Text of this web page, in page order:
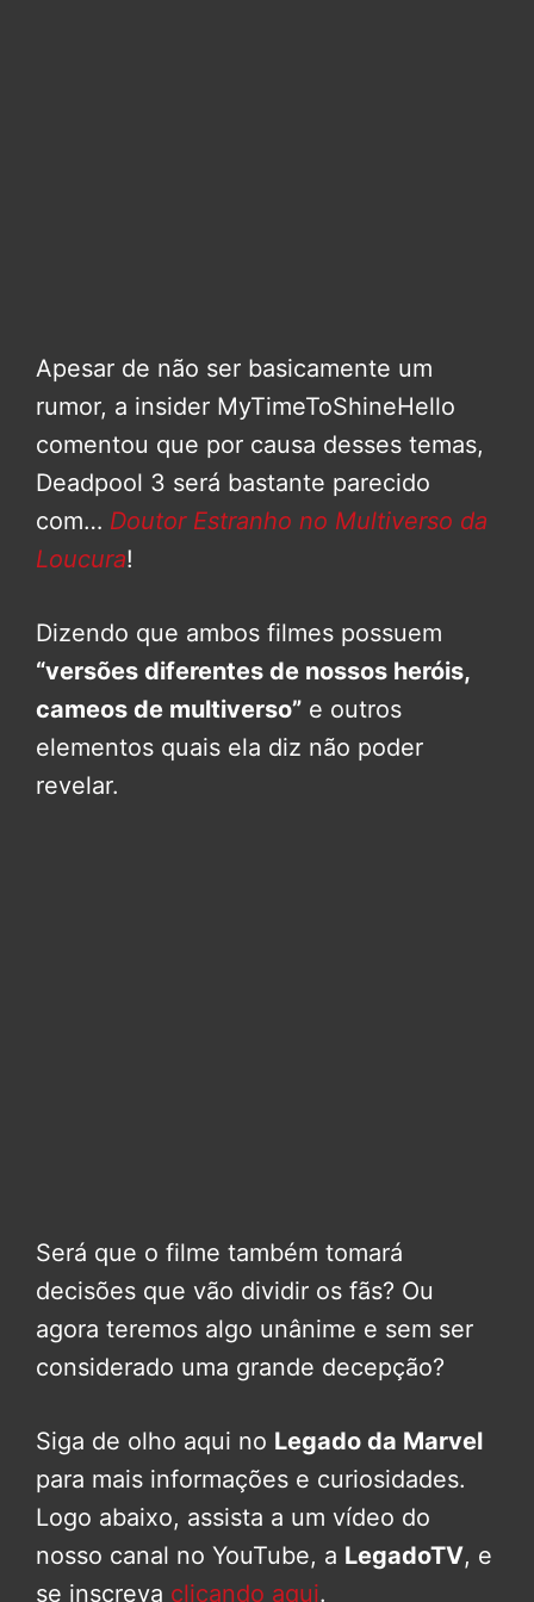
Apesar de não ser basicamente um
rumor, a insider MyTimeToShineHello
comentou que por causa desses temas,
Deadpool 3 será bastante parecido
com… Doutor Estranho no Multiverso da
Loucura!
Dizendo que ambos filmes possuem
“versões diferentes de nossos heróis,
cameos de multiverso” e outros
elementos quais ela diz não poder
revelar.
Será que o filme também tomará
decisões que vão dividir os fãs? Ou
agora teremos algo unânime e sem ser
considerado uma grande decepção?
Siga de olho aqui no Legado da Marvel
para mais informações e curiosidades.
Logo abaixo, assista a um vídeo do
nosso canal no YouTube, a LegadoTV, e
se inscreva clicando aqui.